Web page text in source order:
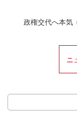
政権交代へ本気
ニ